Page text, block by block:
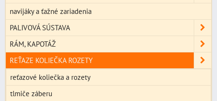
navijáky a ťažné zariadenia
PALIVOVÁ SÚSTAVA
RÁM, KAPOTÁŽ
REŤAZE KOLIEČKA ROZETY
reťazové koliečka a rozety
tlmiče záberu